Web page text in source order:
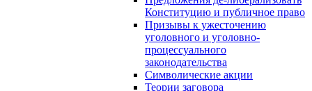
Конституцию и публичное право
Призывы к ужесточению
уголовного и уголовно-
процессуального
законодательства
Символические акции
Теории заговора